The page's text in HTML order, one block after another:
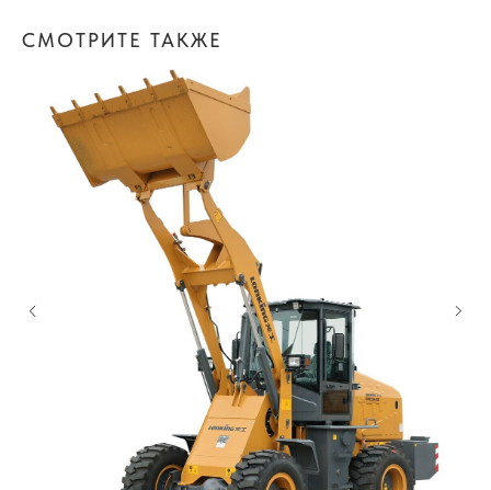
СМОТРИТЕ ТАКЖЕ